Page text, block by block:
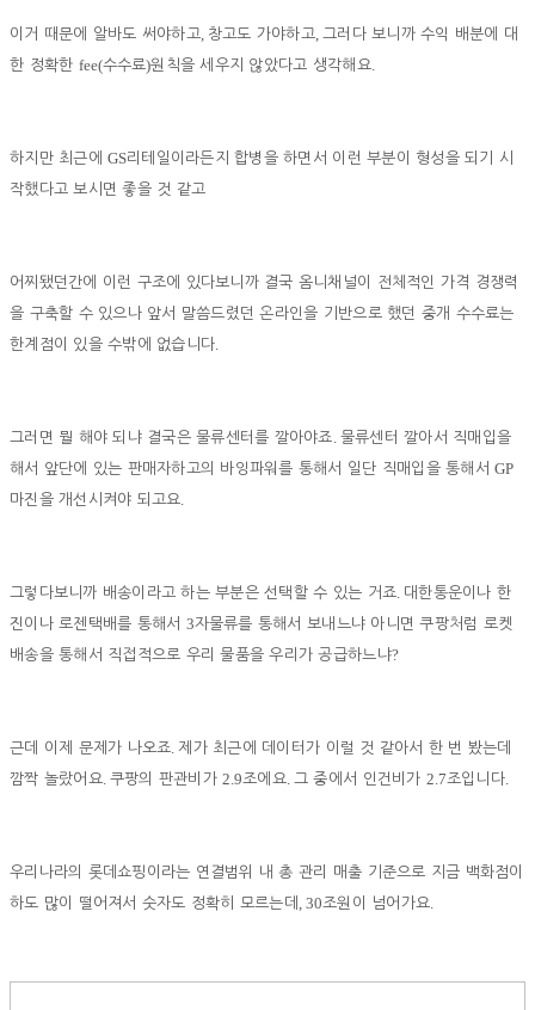
이거 때문에 알바도 써야하고, 창고도 가야하고, 그러다 보니까 수익 배분에 대
한 정확한 fee(수수료)원칙을 세우지 않았다고 생각해요.
하지만 최근에GS리테일이라든지 합병을 하면서 이런 부분이 형성을 되기 시
작했다고 보시면 좋을 것 같고
어찌됐던간에 이런 구조에 있다보니까 결국 옴니채널이 전체적인 가격 경쟁력
을 구축할 수 있으나 앞서 말씀드렸던 온라인을 기반으로 했던 중개 수수료는
한계점이 있을 수밖에 없습니다.
그러면 뭘 해야 되냐 결국은 물류센터를 깔아야죠. 물류센터 깔아서 직매입을
해서 앞단에 있는 판매자하고의 바잉파워를 통해서 일단 직매입을 통해서GP
마진을 개선시켜야 되고요.
그렇다보니까 배송이라고 하는 부분은 선택할 수 있는 거죠. 대한통운이나 한
진이나 로젠택배를 통해서 3자물류를 통해서 보내느냐 아니면 쿠팡처럼 로켓
배송을 통해서 직접적으로 우리 물품을 우리가 공급하느냐?
근데 이제 문제가 나오죠. 제가 최근에 데이터가 이럴 것 같아서 한 번 봤는데
깜짝 놀랐어요. 쿠팡의 판관비가2.9조에요. 그 중에서 인건비가 2.7조입니다.
우리나라의 롯데쇼핑이라는 연결범위 내 총 관리 매출 기준으로 지금 백화점이
하도 많이 떨어져서 숫자도 정확히 모르는데 , 30조원이 넘어가요.